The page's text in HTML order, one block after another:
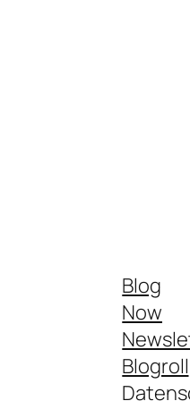
Blog
Now
Blogroll